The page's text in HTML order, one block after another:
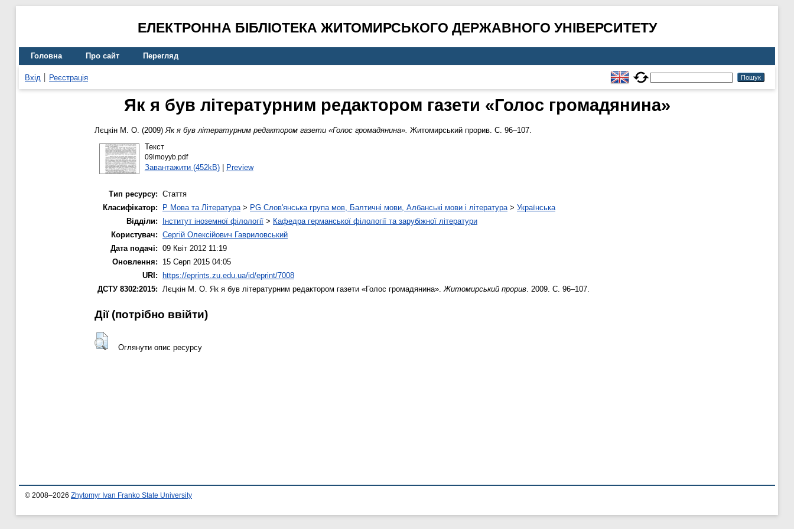
ЕЛЕКТРОННА БІБЛІОТЕКА ЖИТОМИРСЬКОГО ДЕРЖАВНОГО УНІВЕРСИТЕТУ
Головна Про сайт Перегляд
Вхід Реєстрація
Як я був літературним редактором газети «Голос громадянина»
Лєцкін М. О. (2009)Як я був літературним редактором газети «Голос громадянина». Житомирський прорив. С. 96–107.
Текст
09lmoyyb.pdf
Завантажити (452kB)| Preview
Тип ресурсу: Стаття
Класифікатор:
P Мова та Література> PG Слов'янська група мов, Балтичні мови, Албанські мови і література> Українська
Відділи:
Інститут іноземної філології > Кафедра германської філології та зарубіжної літератури
Користувач: Сергій Олексійович Гавриловський
Дата подачі: 09 Квіт 2012 11:19
Оновлення:
15 Серп 2015 04:05
URI:
https://eprints.zu.edu.ua/id/eprint/7008
ДСТУ 8302:2015: Лєцкін М. О. Як я був літературним редактором газети «Голос громадянина».Житомирський прорив. 2009. С. 96–107.
Дії ​​(потрібно ввійти)
Оглянути опис ресурсу
© 2008–2026 Zhytomyr Ivan Franko State University